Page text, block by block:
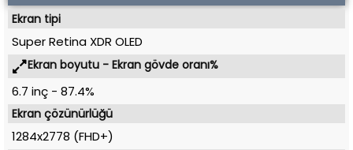
Ekran tipi
Super Retina XDR OLED
Ekran boyutu - Ekran gövde oranı%
6.7 inç - 87.4%
Ekran çözünürlüğü
1284x2778 (FHD+)